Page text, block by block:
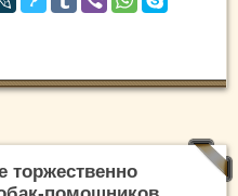
торжественно